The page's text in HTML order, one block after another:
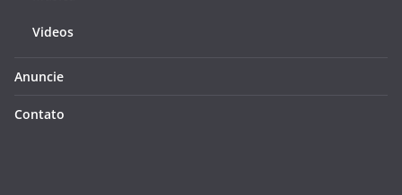
Videos
Anuncie
Contato